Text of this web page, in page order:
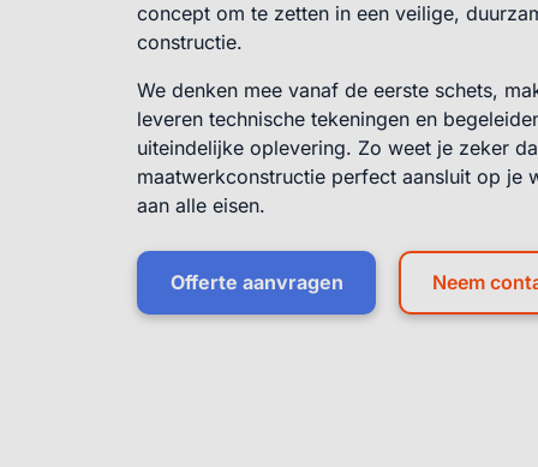
concept om te zetten in een veilige,
constructie.
We denken mee vanaf de eerste schets,
leveren technische tekeningen en
uiteindelijke oplevering. Zo weet je zeker
maatwerkconstructie perfect aansluit op je
aan alle eisen.
Offerte aanvragen Neem